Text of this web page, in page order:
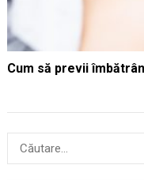
Cum să previi
Caută